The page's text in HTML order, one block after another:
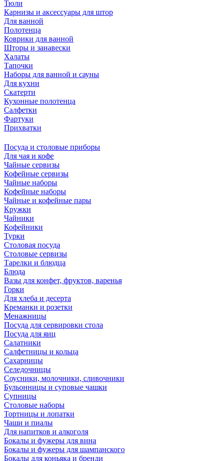
Тюли
Карнизы и аксессуары для штор
Для ванной
Полотенца
Коврики для ванной
Шторы и занавески
Халаты
Тапочки
Наборы для ванной и сауны
Для кухни
Скатерти
Кухонные полотенца
Салфетки
Фартуки
Прихватки
Посуда и столовые приборы
Для чая и кофе
Чайные сервизы
Кофейные сервизы
Чайные наборы
Кофейные наборы
Чайные и кофейные пары
Кружки
Чайники
Кофейники
Турки
Столовая посуда
Столовые сервизы
Тарелки и блюдца
Блюда
Вазы для конфет, фруктов, варенья
Горки
Для хлеба и десерта
Креманки и розетки
Менажницы
Посуда для сервировки стола
Посуда для яиц
Салатники
Салфетницы и кольца
Сахарницы
Селедочницы
Соусники, молочники, сливочники
Бульонницы и суповые чашки
Супницы
Столовые наборы
Тортницы и лопатки
Чаши и пиалы
Для напитков и алкоголя
Бокалы и фужеры для вина
Бокалы и фужеры для шампанского
Бокалы для коньяка и бренди